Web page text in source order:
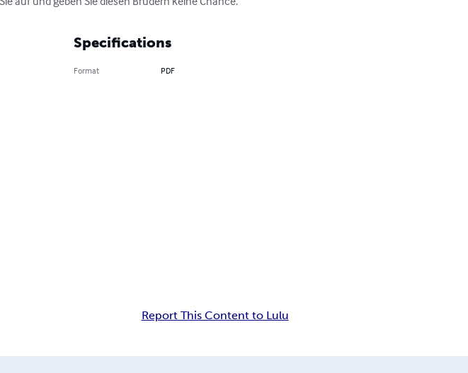
Specifications
Format PDF
Report This Content to Lulu